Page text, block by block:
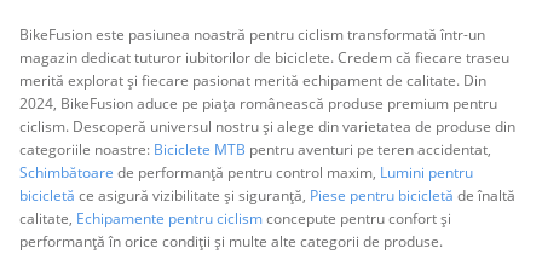
BikeFusion este pasiunea noastră pentru ciclism transformată într-un
magazin dedicat tuturor iubitorilor de biciclete. Credem că fiecare traseu
merită explorat și fiecare pasionat merită echipament de calitate. Din
2024, BikeFusion aduce pe piața românească produse premium pentru
ciclism. Descoperă universul nostru și alege din varietatea de produse din
categoriile noastre: Biciclete MTB pentru aventuri pe teren accidentat,
Schimbătoare de performanță pentru control maxim, Lumini pentru
bicicletă ce asigură vizibilitate și siguranță, Piese pentru bicicletă de înaltă
calitate, Echipamente pentru ciclismconcepute pentru confort și
performanță în orice condiții și multe alte categorii de produse.